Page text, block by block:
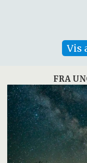
Vis
FRA